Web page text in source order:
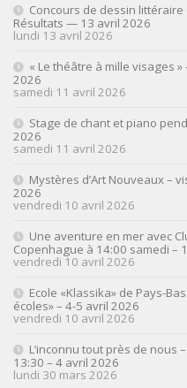
Concours de dessin
Résultats — 13 avril 2026
lundi 13 avril 2026
« Le théâtre à mille visages
2026
samedi 11 avril 2026
Stage de chant et piano
2026
samedi 11 avril 2026
Mystères d’Art Nouveaux –
2026
vendredi 10 avril 2026
Une aventure en mer avec
Copenhague à 14:00 samedi –
vendredi 10 avril 2026
Ecole «Klassika» de Pays-
écoles» – 4-5 avril 2026
vendredi 10 avril 2026
L’inconnu tout près de nous
13:30 – 4 avril 2026
lundi 30 mars 2026